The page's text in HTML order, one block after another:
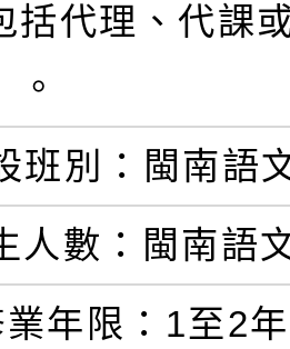
括代理、代課
。
班別：閩南語
人數：閩南語
年限：1至2